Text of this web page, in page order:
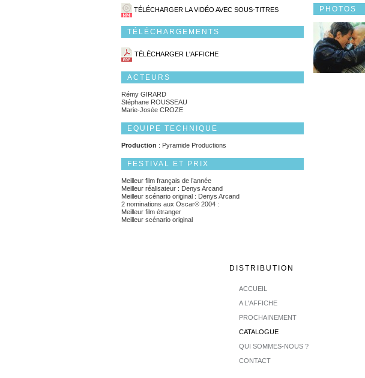
TÉLÉCHARGER LA VIDÉO AVEC SOUS-TITRES
TÉLÉCHARGEMENTS
TÉLÉCHARGER L'AFFICHE
ACTEURS
Rémy GIRARD
Stéphane ROUSSEAU
Marie-Josée CROZE
EQUIPE TECHNIQUE
Production : Pyramide Productions
FESTIVAL ET PRIX
Meilleur film français de l’année
Meilleur réalisateur : Denys Arcand
Meilleur scénario original : Denys Arcand
2 nominations aux Oscar® 2004 :
Meilleur film étranger
Meilleur scénario original
PHOTOS
DISTRIBUTION
ACCUEIL
A L'AFFICHE
PROCHAINEMENT
CATALOGUE
QUI SOMMES-NOUS ?
CONTACT